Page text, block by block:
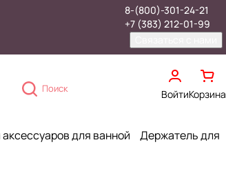
8-(800)-301-24-21
+7 (383) 212-01-99
Поиск ВойтиКорзина
для ванной
Держатель для